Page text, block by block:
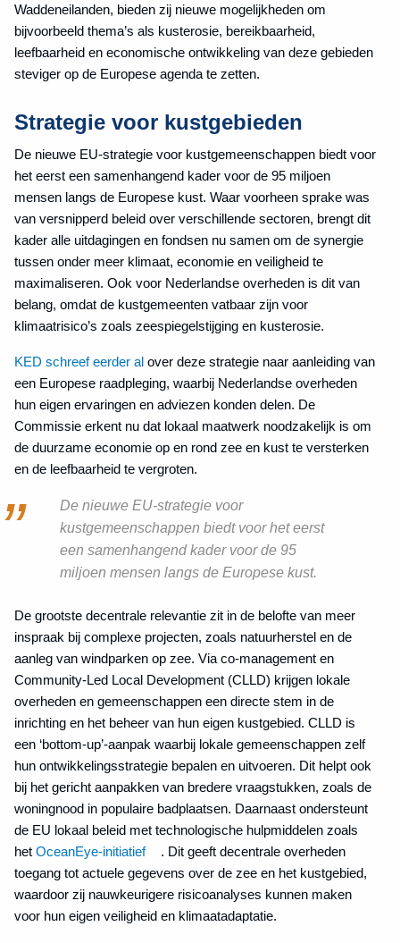
Waddeneilanden, bieden zij nieuwe mogelijkheden om
bijvoorbeeld thema’s als kusterosie, bereikbaarheid,
leefbaarheid en economische ontwikkeling van deze gebieden
steviger op de Europese agenda te zetten.
Strategie voor kustgebieden
De nieuwe EU-strategie voor kustgemeenschappen biedt voor
het eerst een samenhangend kader voor de 95 miljoen
mensen langs de Europese kust. Waar voorheen sprake was
van versnipperd beleid over verschillende sectoren, brengt dit
kader alle uitdagingen en fondsen nu samen om de synergie
tussen onder meer klimaat, economie en veiligheid te
maximaliseren. Ook voor Nederlandse overheden is dit van
belang, omdat de kustgemeenten vatbaar zijn voor
klimaatrisico’s zoals zeespiegelstijging en kusterosie.
KED schreef eerder al over deze strategie naar aanleiding van
een Europese raadpleging, waarbij Nederlandse overheden
hun eigen ervaringen en adviezen konden delen. De
Commissie erkent nu dat lokaal maatwerk noodzakelijk is om
de duurzame economie op en rond zee en kust te versterken
en de leefbaarheid te vergroten.
De nieuwe EU-strategie voor
kustgemeenschappen biedt voor het eerst
een samenhangend kader voor de 95
miljoen mensen langs de Europese kust.
De grootste decentrale relevantie zit in de belofte van meer
inspraak bij complexe projecten, zoals natuurherstel en de
aanleg van windparken op zee. Via co-management en
Community-Led Local Development (CLLD) krijgen lokale
overheden en gemeenschappen een directe stem in de
inrichting en het beheer van hun eigen kustgebied. CLLD is
een ‘bottom-up’-aanpak waarbij lokale gemeenschappen zelf
hun ontwikkelingsstrategie bepalen en uitvoeren. Dit helpt ook
bij het gericht aanpakken van bredere vraagstukken, zoals de
woningnood in populaire badplaatsen. Daarnaast ondersteunt
de EU lokaal beleid met technologische hulpmiddelen zoals
het OceanEye-initiatief
. Dit geeft decentrale overheden
toegang tot actuele gegevens over de zee en het kustgebied,
waardoor zij nauwkeurigere risicoanalyses kunnen maken
voor hun eigen veiligheid en klimaatadaptatie.